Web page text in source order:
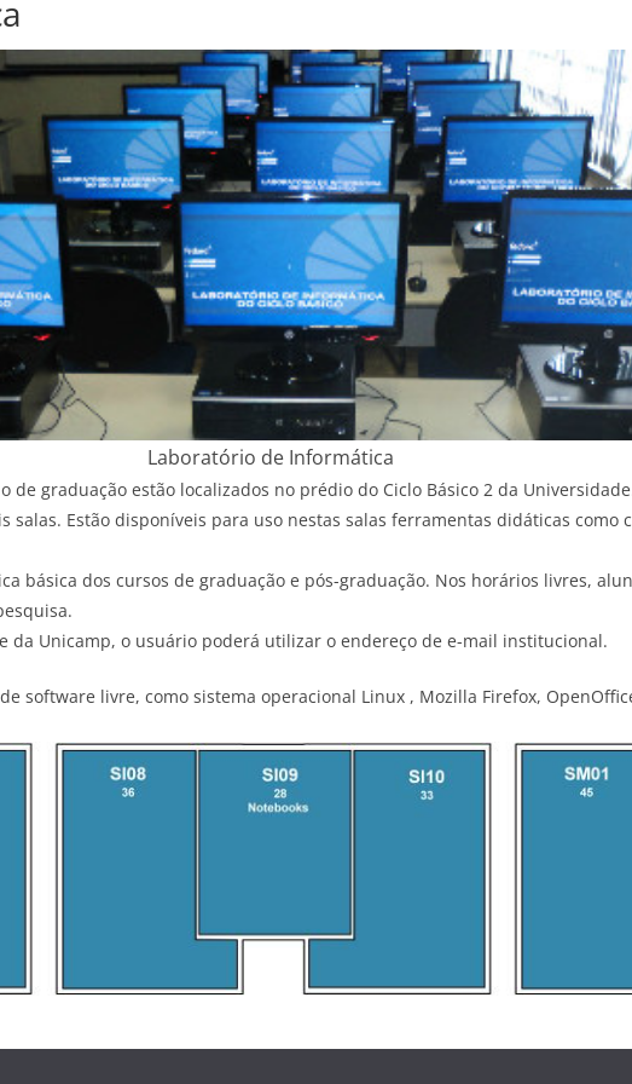
Laboratório de Informática
graduação estão localizados no prédio do Ciclo Básico 2 da
salas. Estão disponíveis para uso nestas salas ferramentas didáticas
básica dos cursos de graduação e pós-graduação. Nos horários livres,
da Unicamp, o usuário poderá utilizar o endereço de e-mail institucional.
software livre, como sistema operacional Linux , Mozilla Firefox,